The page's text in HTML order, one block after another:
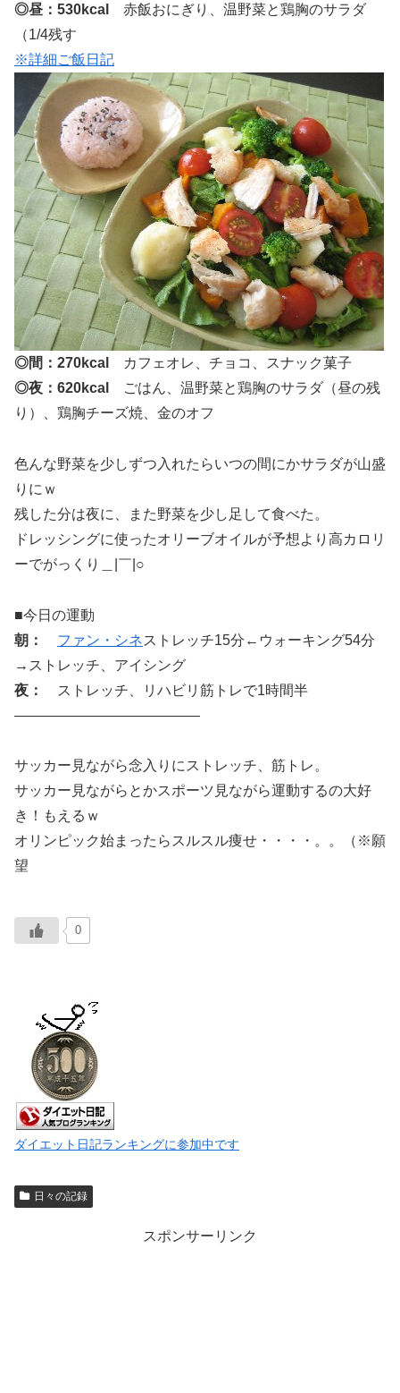
◎昼：530kcal
赤飯おにぎり、温野菜と鶏胸のサラダ
（1/4残す
※詳細ご飯日記
◎間：270kcal
カフェオレ、チョコ、スナック菓子
◎夜：620kcal
ごはん、温野菜と鶏胸のサラダ（昼の残
り）、鶏胸チーズ焼、金のオフ
色んな野菜を少しずつ入れたらいつの間にかサラダが山盛
りにｗ
残した分は夜に、また野菜を少し足して食べた。
ドレッシングに使ったオリーブオイルが予想より高カロリ
ーでがっくり＿|￣|○
■今日の運動
朝：
ファン・シネストレッチ15分←ウォーキング54分
→ストレッチ、アイシング
夜：
ストレッチ、リハビリ筋トレで1時間半
—————————————
サッカー見ながら念入りにストレッチ、筋トレ。
サッカー見ながらとかスポーツ見ながら運動するの大好
き！もえるｗ
オリンピック始まったらスルスル痩せ・・・・。。（※願
望
0
ダイエット日記ランキングに参加中です
日々の記録
スポンサーリンク